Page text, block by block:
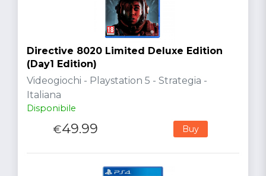
Directive 8020 Limited Deluxe Edition
(Day1 Edition)
Videogiochi - Playstation 5 - Strategia -
Italiana
Disponibile
€49.99 Buy